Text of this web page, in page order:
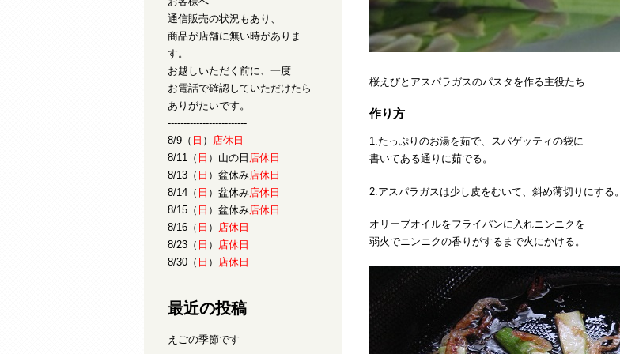
桜えびとアスパラガスのパスタを作る主役たち
作り方
1.たっぷりのお湯を茹で、スパゲッティの袋に
書いてある通りに茹でる。
2.アスパラガスは少し皮をむいて、斜め薄切りにする。
オリーブオイルをフライパンに入れニンニクを
弱火でニンニクの香りがするまで火にかける。
通信販売の状況もあり、
商品が店舗に無い時がありま
す。
お越しいただく前に、一度
お電話で確認していただけたら
ありがたいです。
-------------------------
8/9（ 日 ） 店休日
8/11（ 日 ）山の日 店休日
8/13（ 日 ）盆休み店休日
8/14（ 日 ）盆休み店休日
8/15（ 日 ）盆休み店休日
8/16（ 日 ） 店休日
8/23（ 日 ） 店休日
8/30（ 日 ） 店休日
最近の投稿
えごの季節です